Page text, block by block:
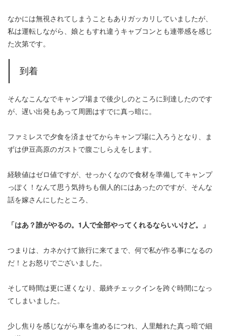
なかには無視されてしまうこともありガッカリしていましたが、
私は運転しながら、娘ともすれ違うキャブコンとも連帯感を感じ
た次第です。
到着
そんなこんなでキャンプ場まで後少しのところに到達したのです
が、遅い出発もあって周囲はすでに真っ暗に。
ファミレスで夕食を済ませてからキャンプ場に入ろうとなり、ま
ずは伊豆高原のガストで腹ごしらえをします。
経験値はゼロ値ですが、せっかくなので食材を準備してキャンプ
っぽく！なんて思う気持ちも個人的にはあったのですが、そんな
話を嫁さんにしたところ、
「はあ？誰がやるの。1人で全部やってくれるならいいけど。」
つまりは、カネかけて旅行に来てまで、何で私が作る事になるの
だ！とお怒りでございました。
そして時間は更に遅くなり、最終チェックインを跨ぐ時間になっ
てしまいました。
少し焦りを感じながら車を進めるにつれ、人里離れた真っ暗で細